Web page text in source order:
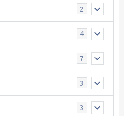
2
4
7
3
3